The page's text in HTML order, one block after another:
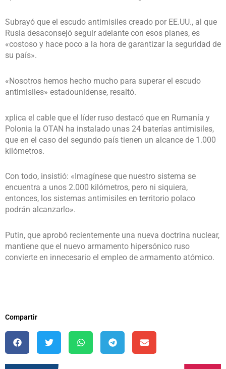
Subrayó que el escudo antimisiles creado por EE.UU., al que
Rusia desaconsejó seguir adelante con esos planes, es
«costoso y hace poco a la hora de garantizar la seguridad de
su país».
«Nosotros hemos hecho mucho para superar el escudo
antimisiles» estadounidense, resaltó.
xplica el cable que el líder ruso destacó que en Rumanía y
Polonia la OTAN ha instalado unas 24 baterías antimisiles,
que en el caso del segundo país tienen un alcance de 1.000
kilómetros.
Con todo, insistió: «Imagínese que nuestro sistema se
encuentra a unos 2.000 kilómetros, pero ni siquiera,
entonces, los sistemas antimisiles en territorio polaco
podrán alcanzarlo».
Putin, que aprobó recientemente una nueva doctrina nuclear,
mantiene que el nuevo armamento hipersónico ruso
convierte en innecesario el empleo de armamento atómico.
Compartir